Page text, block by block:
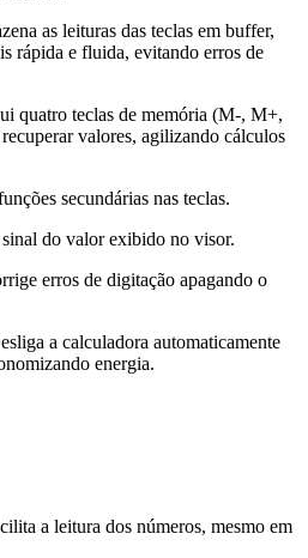
as leituras das teclas em buffer,
rápida e fluida, evitando erros de
quatro teclas de memória (M-, M+,
valores, agilizando cálculos
secundárias nas teclas.
do valor exibido no visor.
erros de digitação apagando o
a calculadora automaticamente
energia.
a leitura dos números, mesmo em